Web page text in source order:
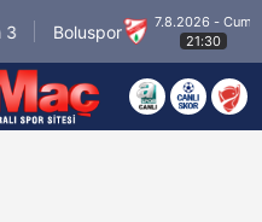
Boluspor
7.8.2026 - Cum
21:30